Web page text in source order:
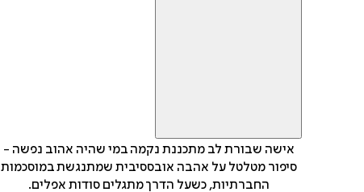
אישה שבורת לב מתכננת נקמה במי שהיה אהוב נפשה -
סיפור מטלטל על אהבה אובססיבית שמתנגשת במוסכמות
החברתיות, כשעל הדרך מתגלים סודות אפלים.